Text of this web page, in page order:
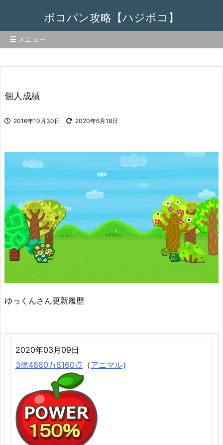
ポコパン攻略【ハジポコ】
メニュー
個人成績
2016年10月30日 2020年6月18日
ゆっくんさん更新履歴
2020年03月09日
3億4880万8160点 （アニマル）